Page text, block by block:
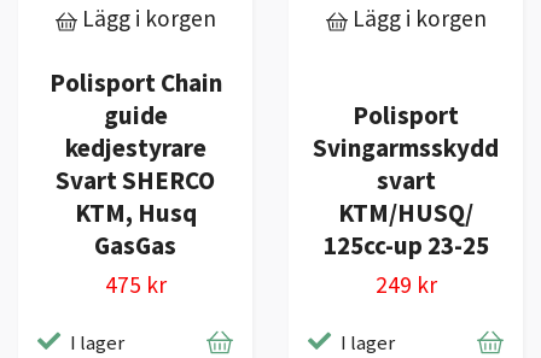
Lägg i korgen
Polisport Chain
guide
kedjestyrare
Svart SHERCO
KTM, Husq
GasGas
475 kr
I lager
Lägg i korgen
Polisport
Svingarmsskydd
svart
KTM/HUSQ/
125cc-up 23-25
249 kr
I lager